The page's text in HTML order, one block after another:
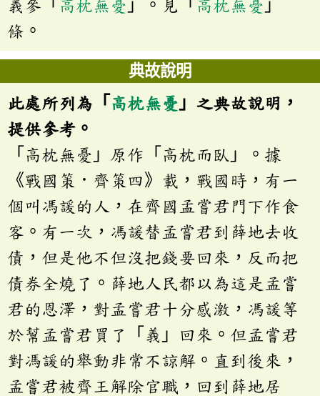
義參「 高枕無憂 」。見「 高枕無憂 」
條。
典故說明
此處所列為「 高枕無憂 」之典故說明，
提供參考。
「高枕無憂」原作「高枕而臥」。據
《戰國策．齊策四》載，戰國時，有一
個叫馮諼的人，在齊國孟嘗君門下作食
客。有一次，馮諼替孟嘗君到薛地去收
債，但是他不但沒把錢要回來，反而把
債券全燒了。薛地人民都以為這是孟嘗
君的恩澤，對孟嘗君十分感激，馮諼等
於幫孟嘗君買了「義」回來。但孟嘗君
對馮諼的舉動非常不諒解。直到後來，
孟嘗君被齊王解除官職，回到薛地居